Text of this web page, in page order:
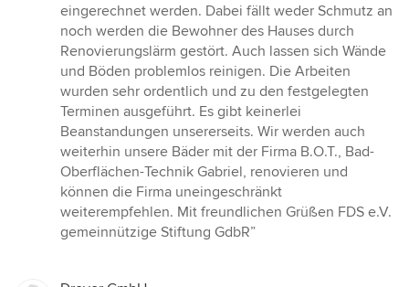
eingerechnet werden. Dabei fällt weder Schmutz an
noch werden die Bewohner des Hauses durch
Renovierungslärm gestört. Auch lassen sich Wände
und Böden problemlos reinigen. Die Arbeiten
wurden sehr ordentlich und zu den festgelegten
Terminen ausgeführt. Es gibt keinerlei
Beanstandungen unsererseits. Wir werden auch
weiterhin unsere Bäder mit der Firma B.O.T., Bad-
Oberflächen-Technik Gabriel, renovieren und
können die Firma uneingeschränkt
weiterempfehlen. Mit freundlichen Grüßen FDS e.V.
gemeinnützige Stiftung GdbR”